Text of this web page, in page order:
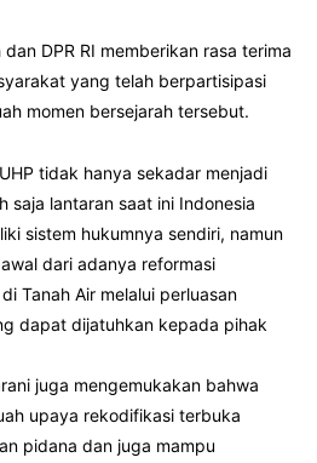
DPR RI memberikan rasa terima
yang telah berpartisipasi
momen bersejarah tersebut.
tidak hanya sekadar menjadi
saja lantaran saat ini Indonesia
sistem hukumnya sendiri, namun
dari adanya reformasi
Tanah Air melalui perluasan
dapat dijatuhkan kepada pihak
juga mengemukakan bahwa
upaya rekodifikasi terbuka
pidana dan juga mampu